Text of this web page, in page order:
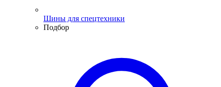
Шины для спецтехники
Подбор